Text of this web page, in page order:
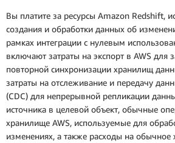
Вы платите за ресурсы Amazon Redshift,
создания и обработки данных об
рамках интеграции с нулевым
включают затраты на экспорт в AWS для
повторной синхронизации хранилищ
затраты на отслеживание и передачу
(CDC) для непрерывной репликации
источника в целевой объект, обычные
хранилище AWS, используемые для
изменениях, а также расходы на обычное